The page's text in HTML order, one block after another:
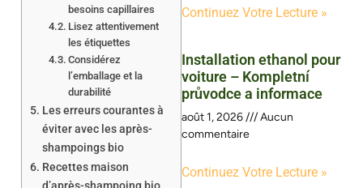
besoins capillaires
Lisez attentivement
les étiquettes
Considérez
l’emballage et la
durabilité
Les erreurs courantes à
éviter avec les après-
shampoings bio
Recettes maison
Continuez Votre Lecture »
Installation ethanol pour
voiture – Kompletní
průvodce a informace
août 1, 2026
Aucun
commentaire
Continuez Votre Lecture »